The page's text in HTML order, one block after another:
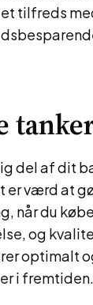
tilfreds
del af dit
er værd at
når du
og
optimalt
i fremtiden.